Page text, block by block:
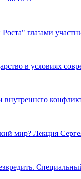
глазами
в условиях
внутреннего
мир? Лекция